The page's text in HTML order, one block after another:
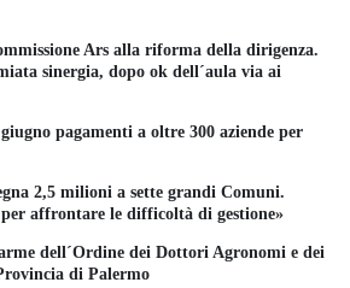
Ars alla riforma della dirigenza.
sinergia, dopo ok dell´aula via ai
pagamenti a oltre 300 aziende per
2,5 milioni a sette grandi Comuni.
affrontare le difficoltà di gestione»
dell´Ordine dei Dottori Agronomi e dei
di Palermo